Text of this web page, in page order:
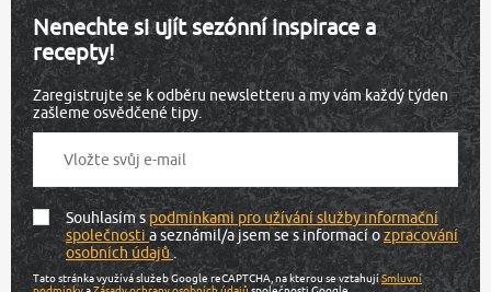
Nenechte si ujít sezónní inspirace a
recepty!
Zaregistrujte se k odběru newsletteru a my vám každý týden
zašleme osvědčené tipy.
Souhlasím spodmínkami pro užívání služby informační
společnostia seznámil/a jsem se s informací ozpracování
osobních údajů.
Tato stránka využívá služeb Google reCAPTCHA, na kterou se vztahujíSmluvní